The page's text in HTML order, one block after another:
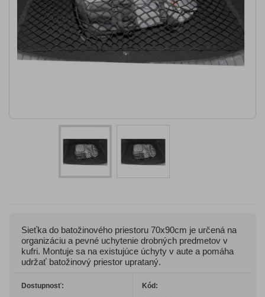
Sieťka do batožinového priestoru 70x90cm je určená na
organizáciu a pevné uchytenie drobných predmetov v
kufri. Montuje sa na existujúce úchyty v aute a pomáha
udržať batožinový priestor uprataný.
Dostupnosť: Kód: